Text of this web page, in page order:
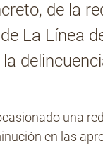
de la
La Línea
una
en las